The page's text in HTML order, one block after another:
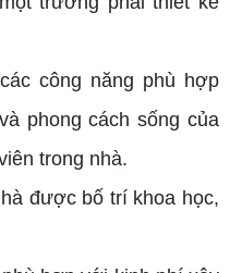
công năng phù hợp
phong cách sống của
trong nhà.
được bố trí khoa học,